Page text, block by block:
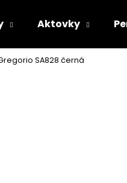
Aktovky
SA828 černá
Co potřebujete